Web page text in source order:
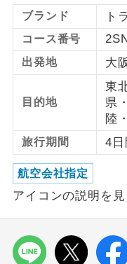
ブランド ト
コース番号
出発地 大
目的地
東
県
陸
旅行期間 4日
航空会社指定
アイコンの説明を見
年齢制限あり
ホテル指定
おひとり様バ
ス2席利用